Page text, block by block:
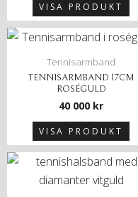
VISA PRODUKT
Tennisarmband
TENNISARMBAND 17CM
ROSÉGULD
40 000 kr
VISA PRODUKT